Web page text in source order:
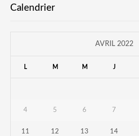
Calendrier
AVRIL 2022
L M M J
4 5 6 7
11 12 13 14